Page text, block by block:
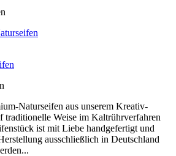
Naturseifen aus unserem Kreativ-
traditionelle Weise im Kaltrührverfahren
ist mit Liebe handgefertigt und
ausschließlich in Deutschland